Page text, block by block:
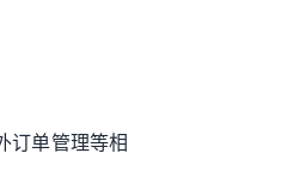
订单管理等相